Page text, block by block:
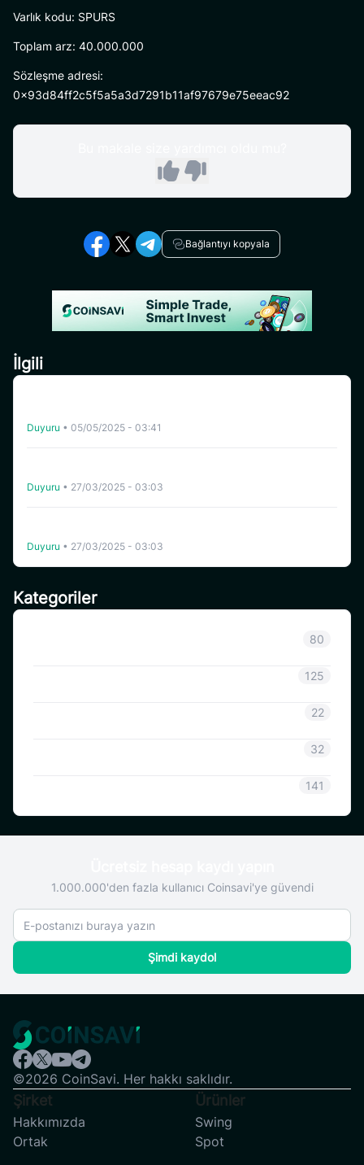
Kategoriler
80
125
22
32
141
Varlık kodu: SPURS
Toplam arz: 40.000.000
Sözleşme adresi:
0x93d84ff2c5f5a5a3d7291b11af97679e75eeac92
Bağlantıyı kopyala
İlgili
Duyuru • 05/05/2025 - 03:41
Duyuru • 27/03/2025 - 03:03
Duyuru • 27/03/2025 - 03:03
1.000.000'den fazla kullanıcı Coinsavi'ye güvendi
Şimdi kaydol
©2026 CoinSavi. Her hakkı saklıdır.
Şirket
Hakkımızda
Ortak
Ürünler
Swing
Spot